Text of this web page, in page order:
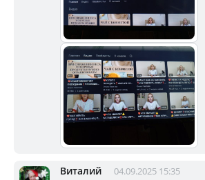
Виталий 04.09.2025 15:35